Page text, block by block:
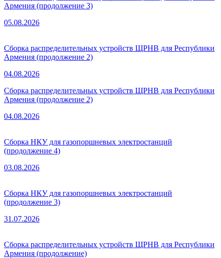
Армения (продолжение 3)
05.08.2026
Сборка распределительных устройств ЩРНВ для Республики
Армения (продолжение 2)
04.08.2026
Сборка распределительных устройств ЩРНВ для Республики
Армения (продолжение 2)
04.08.2026
Сборка НКУ для газопоршневых электростанций
(продолжение 4)
03.08.2026
Сборка НКУ для газопоршневых электростанций
(продолжение 3)
31.07.2026
Сборка распределительных устройств ЩРНВ для Республики
Армения (продолжение)